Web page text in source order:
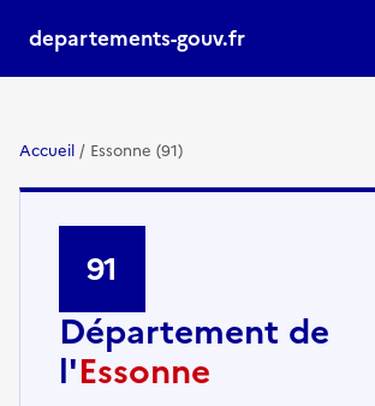
departements-gouv.fr
Accueil / Essonne (91)
91
Département de
l'Essonne